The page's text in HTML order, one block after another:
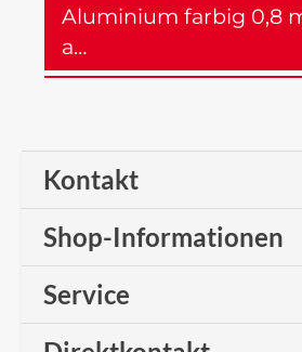
Aluminium farbig 0,8
a…
Kontakt
Shop-Informationen
Service